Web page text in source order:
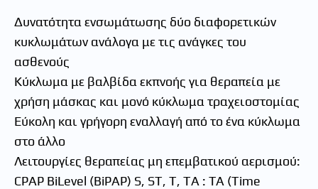
Δυνατότητα ενσωμάτωσης δύο διαφορετικών
κυκλωμάτων ανάλογα με τις ανάγκες του
ασθενούς
Κύκλωμα με βαλβίδα εκπνοής για θεραπεία με
χρήση μάσκας και μονό κύκλωμα τραχειοστομίας
Εύκολη και γρήγορη εναλλαγή από το ένα κύκλωμα
στο άλλο
Λειτουργίες θεραπείας μη επεμβατικού αερισμού:
CPAP BiLevel (BiPAP) S, ST, T, TA : ΤΑ (Τime